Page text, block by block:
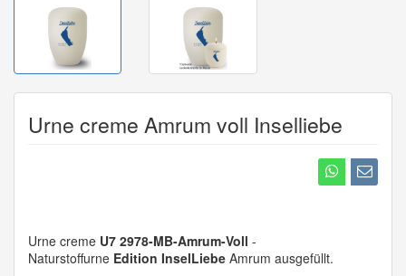
Urne creme Amrum voll Inselliebe
Urne creme U7 2978-MB-Amrum-Voll -
Naturstoffurne Edition InselLiebe Amrum ausgefüllt.